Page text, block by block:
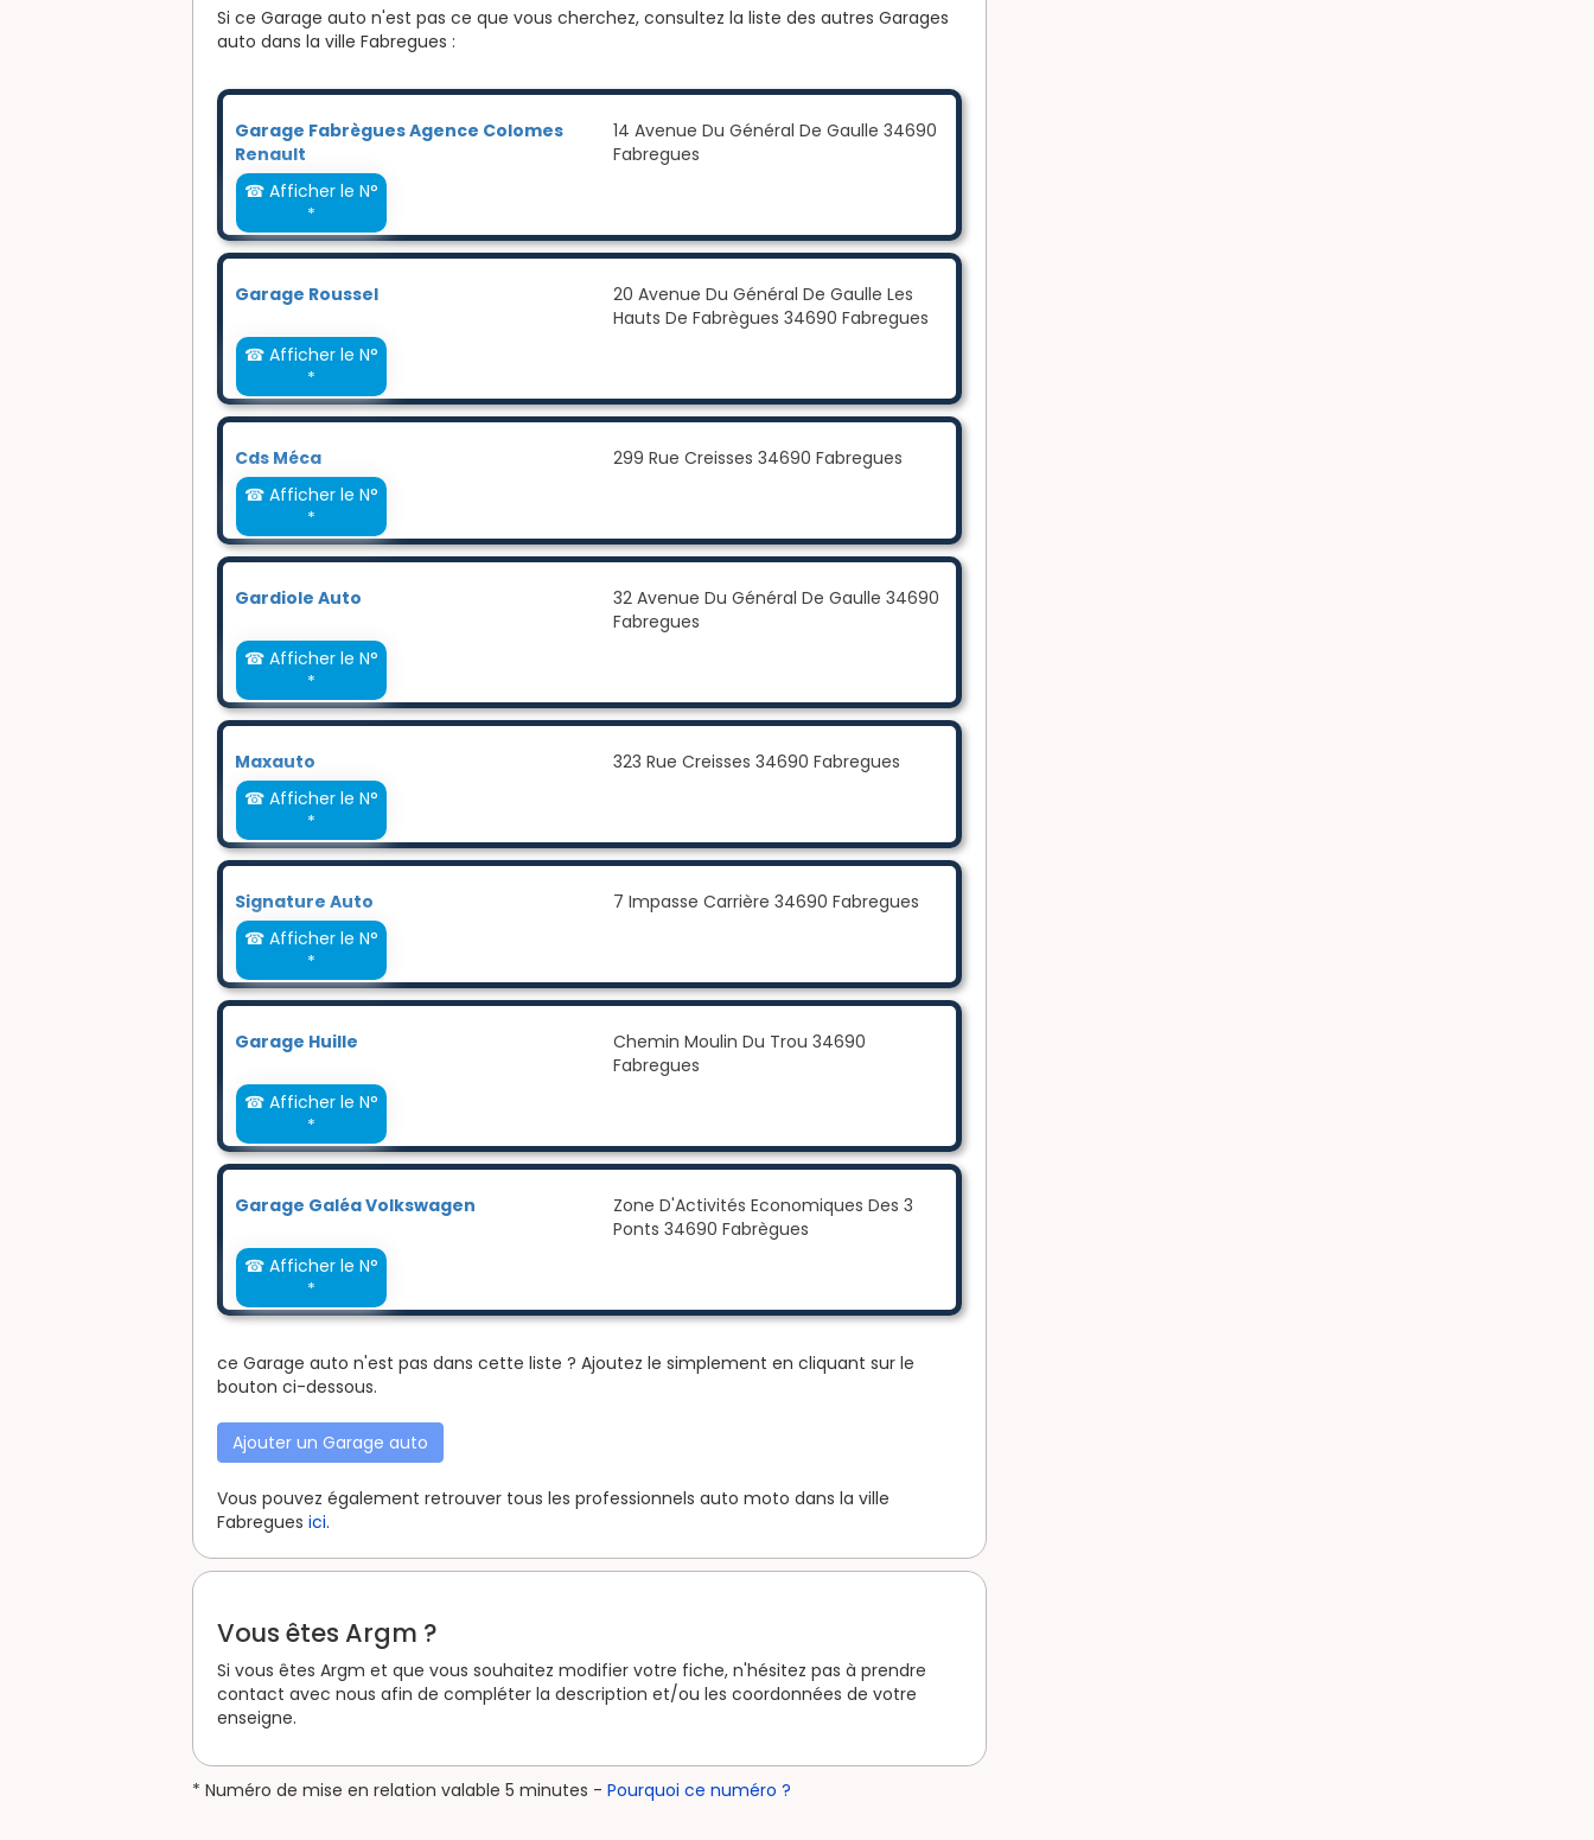
Si ce Garage auto n'est pas ce que vous cherchez, consultez la liste des autres Garages
auto dans la ville Fabregues :
Garage Fabrègues Agence Colomes
Renault
14 Avenue Du Général De Gaulle 34690
Fabregues
☎ Afficher le N°
*
Garage Roussel
20 Avenue Du Général De Gaulle Les
Hauts De Fabrègues 34690 Fabregues
☎ Afficher le N°
*
Cds Méca
299 Rue Creisses 34690 Fabregues
☎ Afficher le N°
*
Gardiole Auto
32 Avenue Du Général De Gaulle 34690
Fabregues
☎ Afficher le N°
*
Maxauto
323 Rue Creisses 34690 Fabregues
☎ Afficher le N°
*
Signature Auto
7 Impasse Carrière 34690 Fabregues
☎ Afficher le N°
*
Garage Huille
Chemin Moulin Du Trou 34690
Fabregues
☎ Afficher le N°
*
Garage Galéa Volkswagen
Zone D'Activités Economiques Des 3
Ponts 34690 Fabrègues
☎ Afficher le N°
*
ce Garage auto n'est pas dans cette liste ? Ajoutez le simplement en cliquant sur le
bouton ci-dessous.
Ajouter un Garage auto
Vous pouvez également retrouver tous les professionnels auto moto dans la ville
Fabregues ici.
Vous êtes Argm ?
Si vous êtes Argm et que vous souhaitez modifier votre fiche, n'hésitez pas à prendre
contact avec nous afin de compléter la description et/ou les coordonnées de votre
enseigne.
* Numéro de mise en relation valable 5 minutes - Pourquoi ce numéro ?